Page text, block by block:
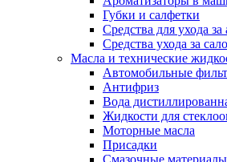
Губки и салфетки
Средства для ухода
Средства ухода за
Масла и технические
Автомобильные
Антифриз
Вода
Жидкости для
Моторные масла
Присадки
Смазочные материалы